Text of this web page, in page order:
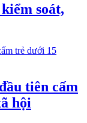
soát,
tiên cấm
hội